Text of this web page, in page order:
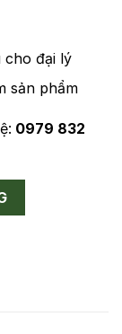
đại lý
sản phẩm
0979 832